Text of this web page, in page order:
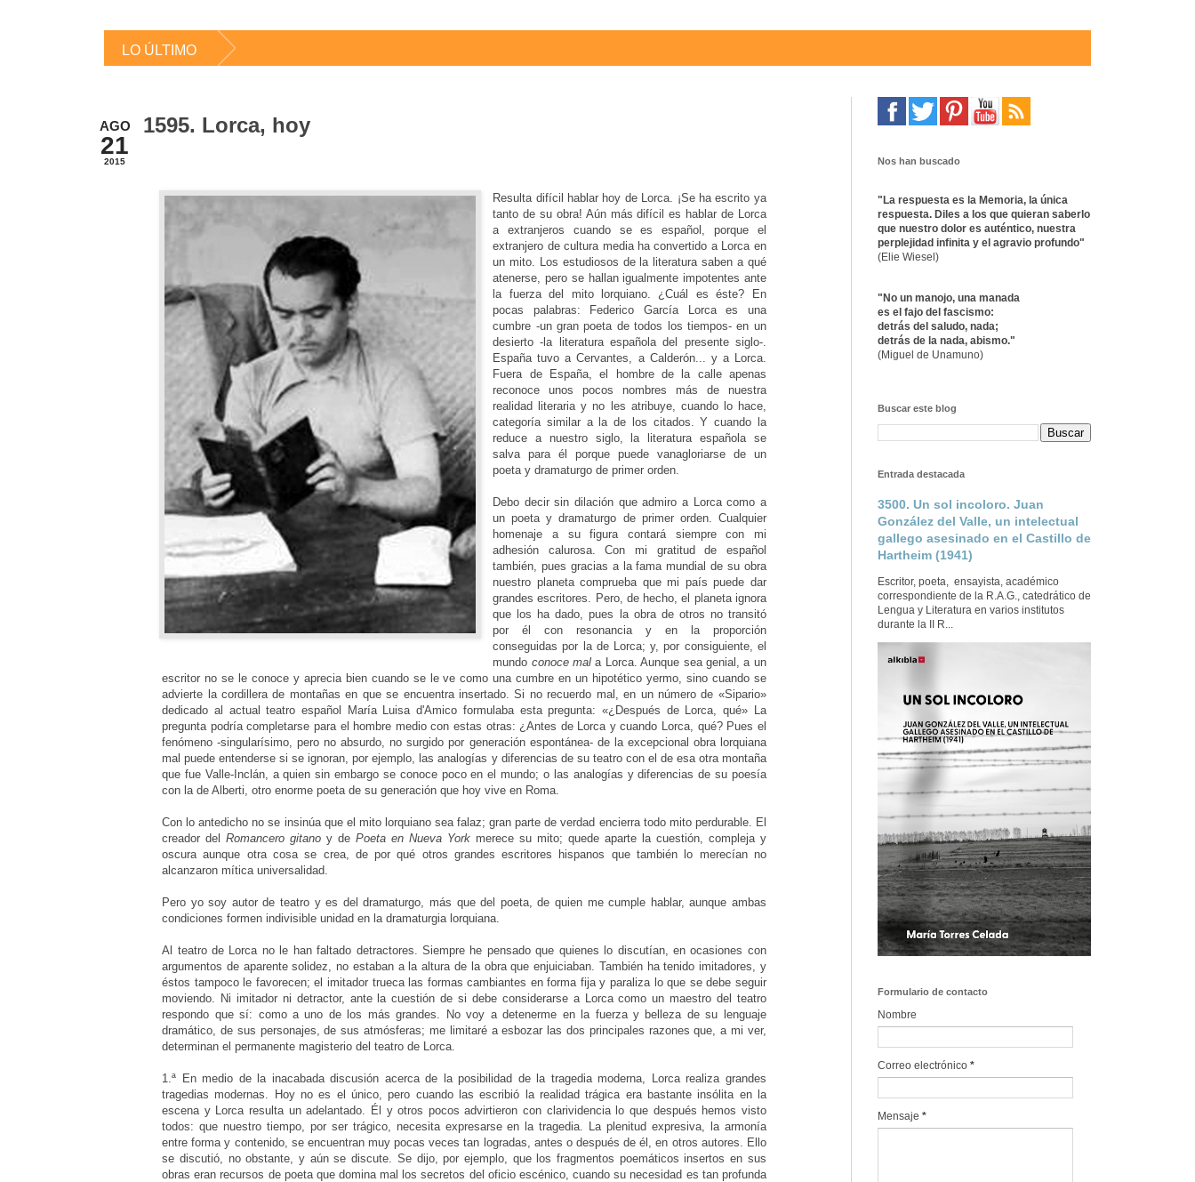
LO ÚLTIMO
AGO
21
2015
1595. Lorca, hoy
Resulta difícil hablar hoy de Lorca. ¡Se ha escrito ya
tanto de su obra! Aún más difícil es hablar de Lorca
a extranjeros cuando se es español, porque el
extranjero de cultura media ha convertido a Lorca en
un mito. Los estudiosos de la literatura saben a qué
atenerse, pero se hallan igualmente impotentes ante
la fuerza del mito lorquiano. ¿Cuál es éste? En
pocas palabras: Federico García Lorca es una
cumbre -un gran poeta de todos los tiempos- en un
desierto -la literatura española del presente siglo-.
España tuvo a Cervantes, a Calderón... y a Lorca.
Fuera de España, el hombre de la calle apenas
reconoce unos pocos nombres más de nuestra
realidad literaria y no les atribuye, cuando lo hace,
categoría similar a la de los citados. Y cuando la
reduce a nuestro siglo, la literatura española se
salva para él porque puede vanagloriarse de un
poeta y dramaturgo de primer orden.
Debo decir sin dilación que admiro a Lorca como a
un poeta y dramaturgo de primer orden. Cualquier
homenaje a su figura contará siempre con mi
adhesión calurosa. Con mi gratitud de español
también, pues gracias a la fama mundial de su obra
nuestro planeta comprueba que mi país puede dar
grandes escritores. Pero, de hecho, el planeta ignora
que los ha dado, pues la obra de otros no transitó
por él con resonancia y en la proporción
conseguidas por la de Lorca; y, por consiguiente, el
mundo conoce mal a Lorca. Aunque sea genial, a un
escritor no se le conoce y aprecia bien cuando se le ve como una cumbre en un hipotético yermo, sino cuando se
advierte la cordillera de montañas en que se encuentra insertado. Si no recuerdo mal, en un número de «Sipario»
dedicado al actual teatro español María Luisa d'Amico formulaba esta pregunta: «¿Después de Lorca, qué» La
pregunta podría completarse para el hombre medio con estas otras: ¿Antes de Lorca y cuando Lorca, qué? Pues el
fenómeno -singularísimo, pero no absurdo, no surgido por generación espontánea- de la excepcional obra lorquiana
mal puede entenderse si se ignoran, por ejemplo, las analogías y diferencias de su teatro con el de esa otra montaña
que fue Valle-Inclán, a quien sin embargo se conoce poco en el mundo; o las analogías y diferencias de su poesía
con la de Alberti, otro enorme poeta de su generación que hoy vive en Roma.
Con lo antedicho no se insinúa que el mito lorquiano sea falaz; gran parte de verdad encierra todo mito perdurable. El
creador delRomancero gitano y dePoeta en Nueva York merece su mito; quede aparte la cuestión, compleja y
oscura aunque otra cosa se crea, de por qué otros grandes escritores hispanos que también lo merecían no
alcanzaron mítica universalidad.
Pero yo soy autor de teatro y es del dramaturgo, más que del poeta, de quien me cumple hablar, aunque ambas
condiciones formen indivisible unidad en la dramaturgia lorquiana.
Al teatro de Lorca no le han faltado detractores. Siempre he pensado que quienes lo discutían, en ocasiones con
argumentos de aparente solidez, no estaban a la altura de la obra que enjuiciaban. También ha tenido imitadores, y
éstos tampoco le favorecen; el imitador trueca las formas cambiantes en forma fija y paraliza lo que se debe seguir
moviendo. Ni imitador ni detractor, ante la cuestión de si debe considerarse a Lorca como un maestro del teatro
respondo que sí: como a uno de los más grandes. No voy a detenerme en la fuerza y belleza de su lenguaje
dramático, de sus personajes, de sus atmósferas; me limitaré a esbozar las dos principales razones que, a mi ver,
determinan el permanente magisterio del teatro de Lorca.
1.ª En medio de la inacabada discusión acerca de la posibilidad de la tragedia moderna, Lorca realiza grandes
tragedias modernas. Hoy no es el único, pero cuando las escribió la realidad trágica era bastante insólita en la
escena y Lorca resulta un adelantado. Él y otros pocos advirtieron con clarividencia lo que después hemos visto
todos: que nuestro tiempo, por ser trágico, necesita expresarse en la tragedia. La plenitud expresiva, la armonía
entre forma y contenido, se encuentran muy pocas veces tan logradas, antes o después de él, en otros autores. Ello
se discutió, no obstante, y aún se discute. Se dijo, por ejemplo, que los fragmentos poemáticos insertos en sus
obras eran recursos de poeta que domina mal los secretos del oficio escénico, cuando su necesidad es tan profunda
Nos han buscado
"La respuesta es la Memoria, la única
respuesta. Diles a los que quieran saberlo
que nuestro dolor es auténtico, nuestra
perplejidad infinita y el agravio profundo"
(Elie Wiesel)
"No un manojo, una manada
es el fajo del fascismo:
detrás del saludo, nada;
detrás de la nada, abismo."
(Miguel de Unamuno)
Buscar este blog
Entrada destacada
3500. Un sol incoloro. Juan
González del Valle, un intelectual
gallego asesinado en el Castillo de
Hartheim (1941)
Escritor, poeta, ensayista, académico
correspondiente de la R.A.G., catedrático de
Lengua y Literatura en varios institutos
durante la II R...
Formulario de contacto
Nombre
Correo electrónico *
Mensaje *